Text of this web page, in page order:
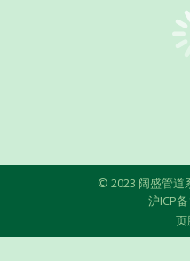
© 2023 阔盛管道
沪ICP
页